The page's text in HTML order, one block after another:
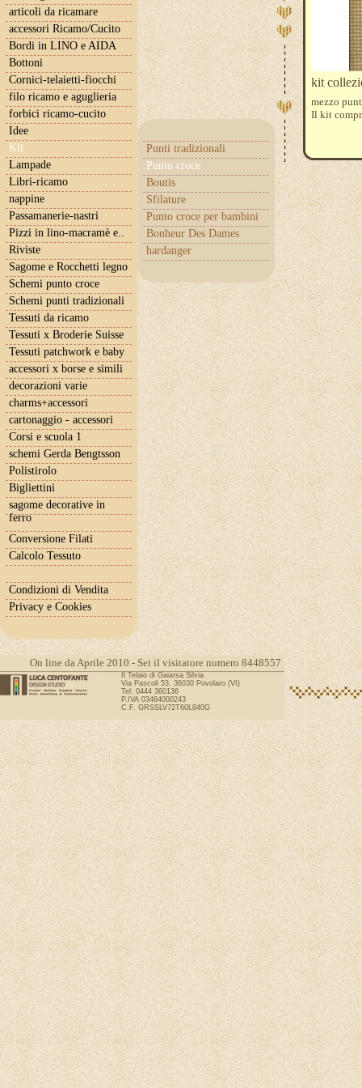
articoli da ricamare
accessori Ricamo/Cucito
Bordi in LINO e AIDA
Bottoni
Cornici-telaietti-fiocchi
filo ricamo e aguglieria
forbici ricamo-cucito
Idee
Kit
Punti tradizionali
Punto croce
Boutis
Sfilature
Punto croce per bambini
Bonheur Des Dames
hardanger
Lampade
Libri-ricamo
nappine
Passamanerie-nastri
Pizzi in lino-macramè e..
Riviste
Sagome e Rocchetti legno
Schemi punto croce
Schemi punti tradizionali
Tessuti da ricamo
Tessuti x Broderie Suisse
Tessuti patchwork e baby
accessori x borse e simili
decorazioni varie
charms+accessori
cartonaggio - accessori
Corsi e scuola 1
schemi Gerda Bengtsson
Polistirolo
Bigliettini
sagome decorative in
ferro
Conversione Filati
Calcolo Tessuto
Condizioni di Vendita
Privacy e Cookies
kit
mezzo
Il kit
On line da Aprile 2010 - Sei il visitatore numero 8448557
Il Telaio di Gaiarsa Silvia
Via Pascoli 53, 36030 Povolaro (VI)
Tel: 0444 360136
P.IVA 03464000243
C.F. GRSSLV72T60L840G